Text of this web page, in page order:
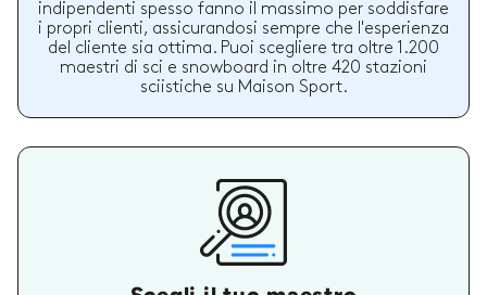
indipendenti spesso fanno il massimo per soddisfare
i propri clienti, assicurandosi sempre che l'esperienza
del cliente sia ottima. Puoi scegliere tra oltre 1.200
maestri di sci e snowboard in oltre 420 stazioni
sciistiche su Maison Sport.